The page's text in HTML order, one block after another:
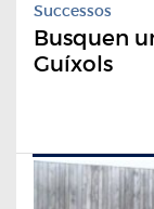
Successos
Busquen
Guíxols